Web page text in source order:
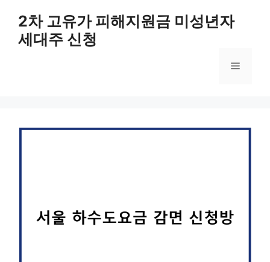
2차 고유가 피해지원금 미성년자
세대주 신청
메